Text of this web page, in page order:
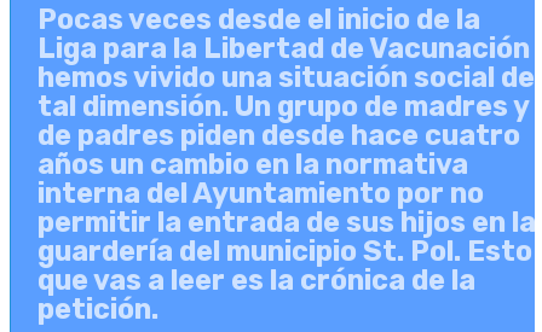
Pocas veces desde el inicio de la
Liga para la Libertad de Vacunación
hemos vivido una situación social de
tal dimensión. Un grupo de madres y
de padres piden desde hace cuatro
años un cambio en la normativa
interna del Ayuntamiento por no
permitir la entrada de sus hijos en la
guardería del municipio St. Pol. Esto
que vas a leer es la crónica de la
petición.